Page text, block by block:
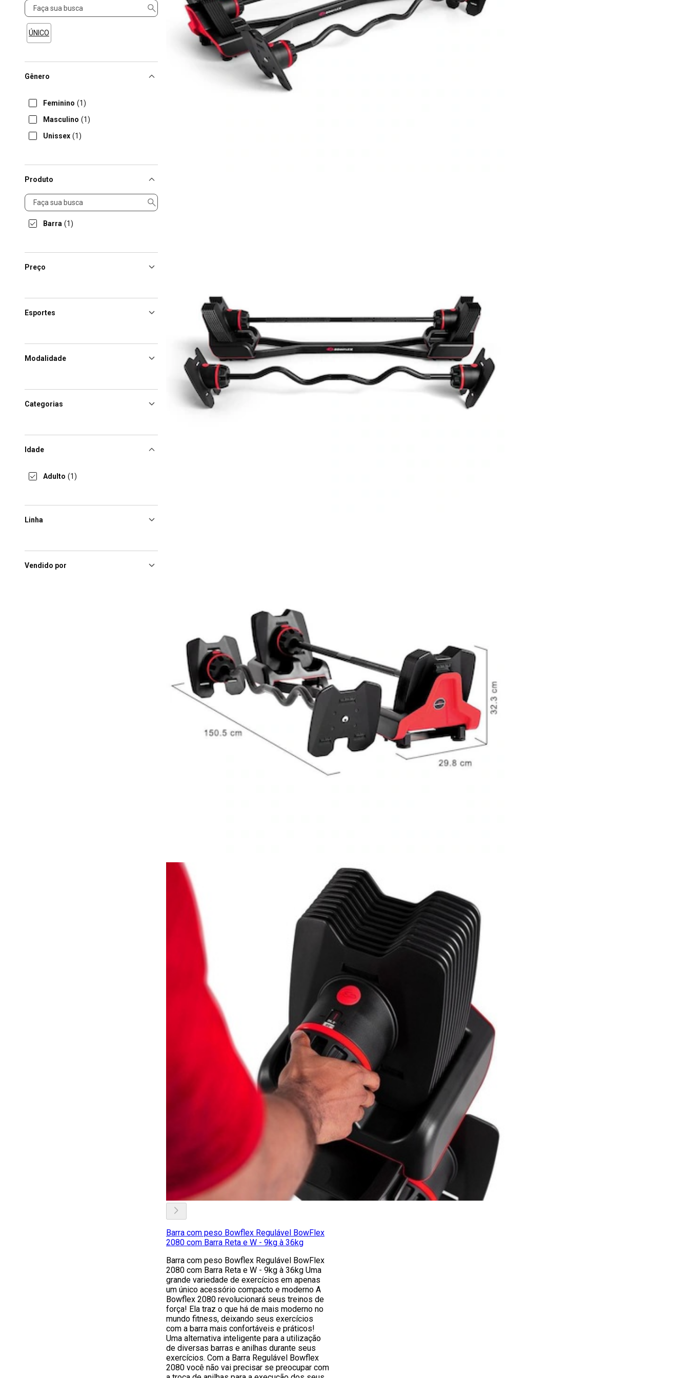
Tamanho
ÚNICO
Gênero
Feminino (1)
Masculino (1)
Unissex (1)
Produto
Produto
Barra (1)
Preço
Esportes
Modalidade
Categorias
Idade
Adulto (1)
Linha
Vendido por
Barra com peso Bowflex Regulável BowFlex
2080 com Barra Reta e W - 9kg à 36kg
Barra com peso Bowflex Regulável BowFlex
2080 com Barra Reta e W - 9kg à 36kg Uma
grande variedade de exercícios em apenas
um único acessório compacto e moderno A
Bowflex 2080 revolucionará seus treinos de
força! Ela traz o que há de mais moderno no
mundo fitness, deixando seus exercícios
com a barra mais confortáveis e práticos!
Uma alternativa inteligente para a utilização
de diversas barras e anilhas durante seus
exercícios. Com a Barra Regulável Bowflex
2080 você não vai precisar se preocupar com